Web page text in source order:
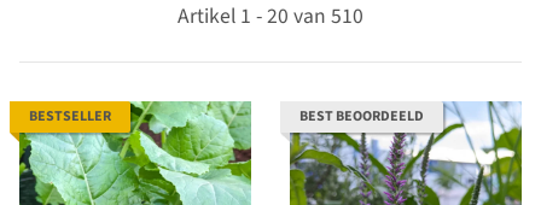
Artikel 1 - 20 van 510
BESTSELLER BEST BEOORDEELD